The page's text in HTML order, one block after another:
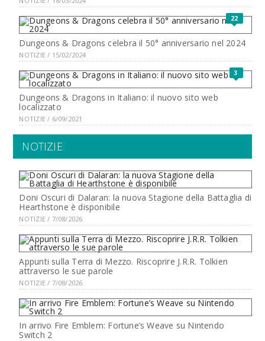
22
Dungeons & Dragons celebra il 50° anniversario nel 2024
NOTIZIE / 15/02/2024
3
Dungeons & Dragons in Italiano: il nuovo sito web
localizzato
NOTIZIE / 6/09/2021
NOTIZIE
Doni Oscuri di Dalaran: la nuova Stagione della Battaglia di
Hearthstone è disponibile
NOTIZIE / 7/08/2026
Appunti sulla Terra di Mezzo. Riscoprire J.R.R. Tolkien
attraverso le sue parole
NOTIZIE / 7/08/2026
In arrivo Fire Emblem: Fortune’s Weave su Nintendo
Switch 2